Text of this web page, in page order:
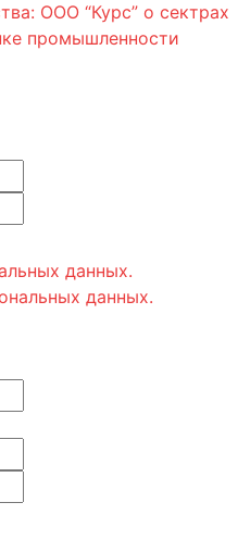
ООО “Курс” о сектрах
промышленности
данных.
данных.